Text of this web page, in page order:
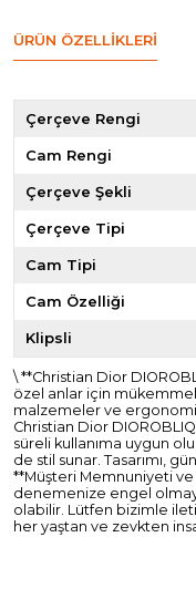
ÜRÜN ÖZELLIKLERI
Çerçeve Rengi
Cam Rengi
Çerçeve Şekli
Çerçeve Tipi
Cam Tipi
Cam Özelliği
Klipsli
\ **Christian Dior
özel anlar için mükemmel
malzemeler ve ergonomik
Christian Dior
süreli kullanıma uygun
de stil sunar. Tasarımı,
**Müşteri Memnuniyeti ve
denemenize engel
olabilir. Lütfen bizimle
her yaştan ve zevkten